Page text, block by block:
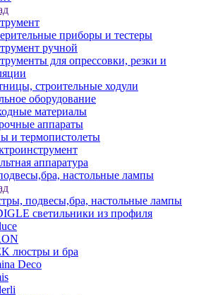
приборы и тестеры
ручной
для опрессовки, резки и
строительные ходули
оборудование
материалы
аппараты
и термопистолеты
аппаратура
настольные лампы
подвесы,бра, настольные лампы
светильники из профиля
люстры и бра
Deco